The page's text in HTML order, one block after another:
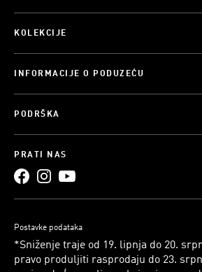
KOLEKCIJE
INFORMACIJE O PODUZEĆU
PODRŠKA
PRATI NAS
Postavke podataka
*Sniženje traje od 19. lipnja do 20.
pravo produljiti rasprodaju do 23.